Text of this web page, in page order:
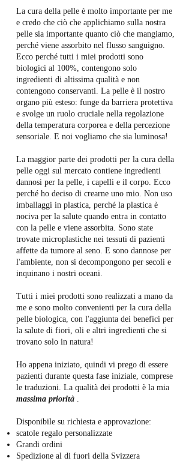
La cura della pelle è molto importante per me
e credo che ciò che applichiamo sulla nostra
pelle sia importante quanto ciò che mangiamo,
perché viene assorbito nel flusso sanguigno.
Ecco perché tutti i miei prodotti sono
biologici al 100%, contengono solo
ingredienti di altissima qualità e non
contengono conservanti. La pelle è il nostro
organo più esteso: funge da barriera protettiva
e svolge un ruolo cruciale nella regolazione
della temperatura corporea e della percezione
sensoriale. E noi vogliamo che sia luminosa!
La maggior parte dei prodotti per la cura della
pelle oggi sul mercato contiene ingredienti
dannosi per la pelle, i capelli e il corpo. Ecco
perché ho deciso di crearne uno mio. Non uso
imballaggi in plastica, perché la plastica è
nociva per la salute quando entra in contatto
con la pelle e viene assorbita. Sono state
trovate microplastiche nei tessuti di pazienti
affette da tumore al seno. E sono dannose per
l'ambiente, non si decompongono per secoli e
inquinano i nostri oceani.
Tutti i miei prodotti sono realizzati a mano da
me e sono molto convenienti per la cura della
pelle biologica, con l'aggiunta dei benefici per
la salute di fiori, oli e altri ingredienti che si
trovano solo in natura!
Ho appena iniziato, quindi vi prego di essere
pazienti durante questa fase iniziale, comprese
le traduzioni. La qualità dei prodotti è la mia
massima priorità
Disponibile su richiesta e approvazione:
scatole regalo personalizzate
Grandi ordini
Spedizione al di fuori della Svizzera